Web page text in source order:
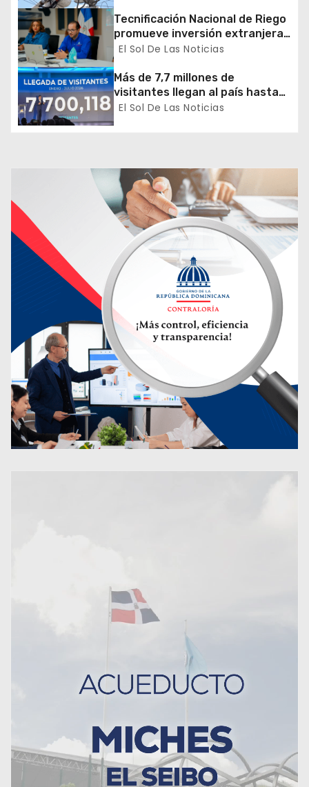
r
a
d
a
Tecnificación Nacional de Riego
promueve inversión extranjera
en agricultura y riego
El Sol De Las Noticias
Más de 7,7 millones de
visitantes llegan al país hasta
julio
El Sol De Las Noticias